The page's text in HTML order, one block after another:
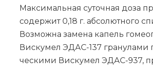
Мак­си­маль­ная су­точ­ная до­за
со­дер­жит 0,18 г. аб­со­лют­но­го
Воз­мож­на за­ме­на ка­пель
Вис­ку­мел ЭДАС-137 гра­ну­ла­ми
че­ски­ми Вис­ку­мел ЭДАС-937,